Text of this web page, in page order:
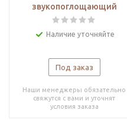
звукопоглощающий
Наличие уточняйте
Под заказ
Наши менеджеры обязательно
свяжутся с вами и уточнят
условия заказа